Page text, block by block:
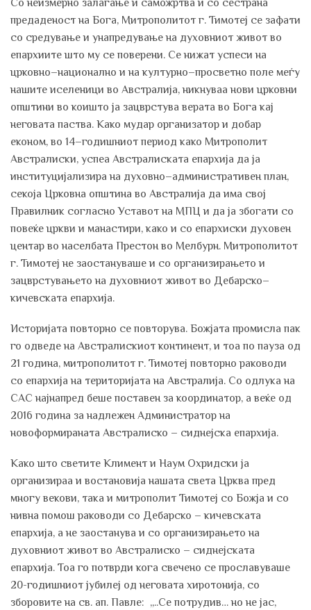
Со неизмерно залагање и саможртва и со сестрана
предаденост на Бога, Митрополитот г. Тимотеј се зафати
со средување и унапредување на духовниот живот во
епархиите што му се поверени. Се нижат успеси на
црковно–национално и на културно–просветно поле меѓу
нашите иселеници во Австралија, никнуваа нови црковни
општини во коишто ја зацврстува верата во Бога кај
неговата паства. Како мудар организатор и добар
економ, во 14–годишниот период како Митрополит
Австралиски, успеа Австралиската епархија да ја
институцијализира на духовно–административен план,
секоја Црковна општина во Австралија да има свој
Правилник согласно Уставот на МПЦ и да ја збогати со
повеќе цркви и манастири, како и со епархиски духовен
центар во населбата Престон во Мелбурн. Митрополитот
г. Тимотеј не заостануваше и со организирањето и
зацврстувањето на духовниот живот во Дебарско–
кичевската епархија.
Историјата повторно се повторува. Божјата промисла пак
го одведе на Австралискиот континент, и тоа по пауза од
21 година, митрополитот г. Тимотеј повторно раководи
со епархија на територијата на Австралија. Со одлука на
САС најнапред беше поставен за координатор, а веќе од
2016 година за надлежен Администратор на
новоформираната Австралиско – сиднејска епархија.
Како што светите Климент и Наум Охридски ја
организираа и востановија нашата света Црква пред
многу векови, така и митрополит Тимотеј со Божја и со
нивна помош раководи со Дебарско – кичевската
епархија, а не заостанува и со организирањето на
духовниот живот во Австралиско – сиднејската
епархија. Тоа го потврди кога свечено се прославуваше
20-годишниот јубилеј од неговата хиротонија, со
зборовите на св. ап. Павле: „..Се потрудив… но не јас,